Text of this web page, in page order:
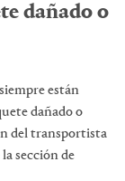
dañado o
están
dañado o
del transportista
sección de